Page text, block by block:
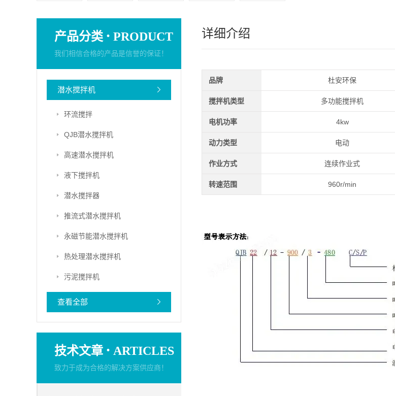
产品分类 · PRODUCT
我们相信合格的产品是信誉的保证！
潜水搅拌机
环流搅拌
QJB潜水搅拌机
高速潜水搅拌机
液下搅拌机
潜水搅拌器
推流式潜水搅拌机
永磁节能潜水搅拌机
热处理潜水搅拌机
污泥搅拌机
查看全部
技术文章 · ARTICLES
致力于成为合格的解决方案供应商！
详细介绍
品牌 杜安环保
搅拌机类型 多功能搅拌机
电机功率 4kw
动力类型 电动
作业方式 连续作业式
转速范围 960r/min